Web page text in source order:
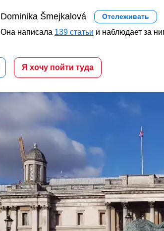
Dominika Šmejkalová Отслеживать
Она написала 139 статьи и наблюдает за
Я хочу пойти туда